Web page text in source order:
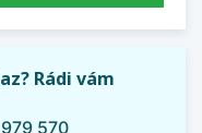
Rádi vám
570